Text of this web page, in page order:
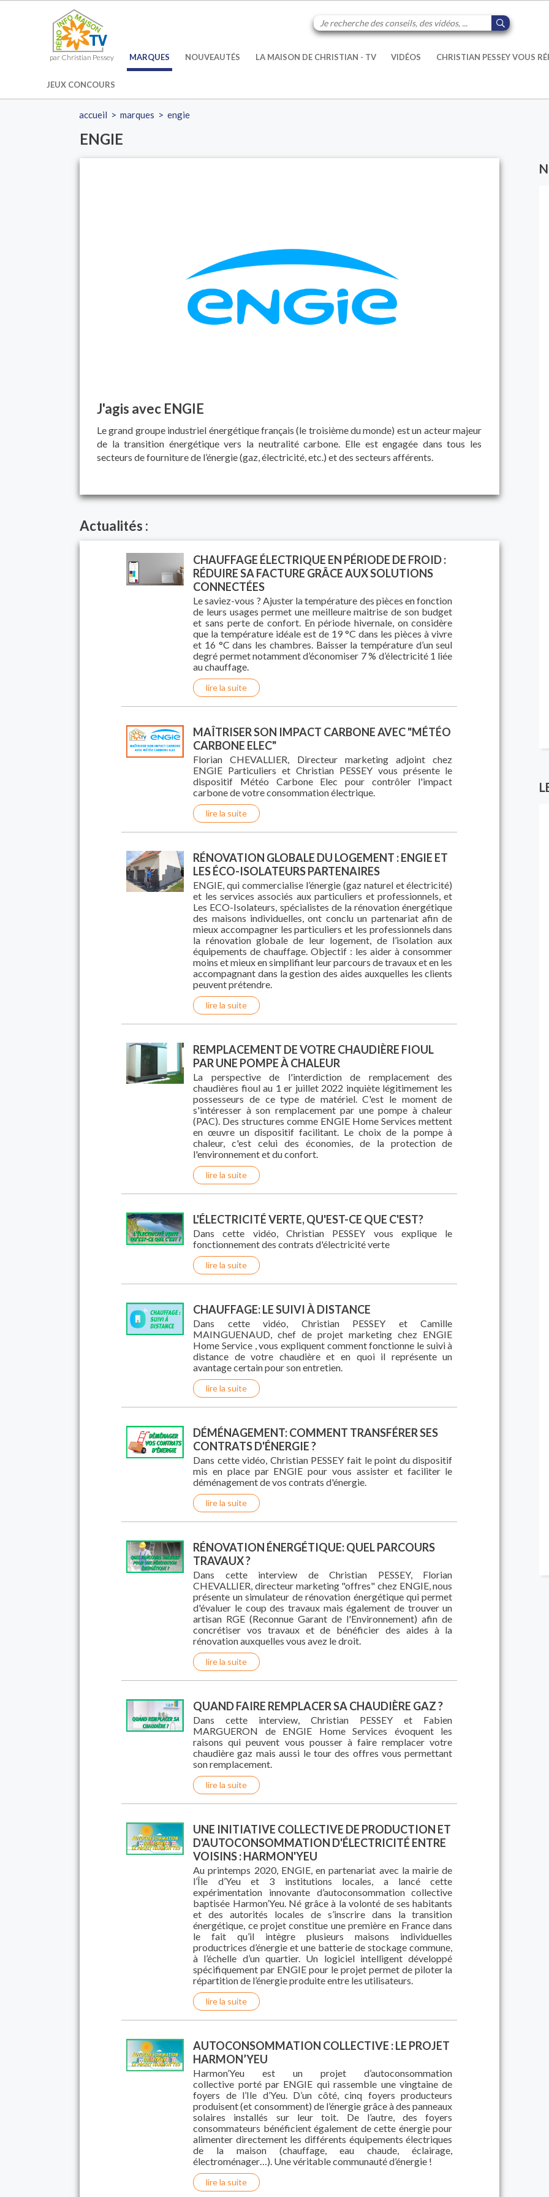
par Christian Pessey MARQUES NOUVEAUTÉS LA MAISON DE CHRISTIAN - TV VIDÉOS CHRISTIAN PESSEY VOUS
JEUX CONCOURS
accueil >marques >engie
ENGIE
J'agis avec ENGIE
Le grand groupe industriel énergétique français (le troisième du monde) est un acteur majeur
de la transition énergétique vers la neutralité carbone. Elle est engagée dans tous les
secteurs de fourniture de l’énergie (gaz, électricité, etc.) et des secteurs afférents.
Actualités :
CHAUFFAGE ÉLECTRIQUE EN PÉRIODE DE FROID :
RÉDUIRE SA FACTURE GRÂCE AUX SOLUTIONS
CONNECTÉES
Le saviez-vous ? Ajuster la température des pièces en fonction
de leurs usages permet une meilleure maitrise de son budget
et sans perte de confort. En période hivernale, on considère
que la température idéale est de 19 °C dans les pièces à vivre
et 16 °C dans les chambres. Baisser la température d’un seul
degré permet notamment d’économiser 7 % d’électricité 1 liée
au chauffage.
lire la suite
MAÎTRISER SON IMPACT CARBONE AVEC "MÉTÉO
CARBONE ELEC"
Florian CHEVALLIER, Directeur marketing adjoint chez
ENGIE Particuliers et Christian PESSEY vous présente le
dispositif Météo Carbone Elec pour contrôler l'impact
carbone de votre consommation électrique.
lire la suite
RÉNOVATION GLOBALE DU LOGEMENT : ENGIE ET
LES ÉCO-ISOLATEURS PARTENAIRES
ENGIE, qui commercialise l’énergie (gaz naturel et électricité)
et les services associés aux particuliers et professionnels, et
Les ECO-Isolateurs, spécialistes de la rénovation énergétique
des maisons individuelles, ont conclu un partenariat afin de
mieux accompagner les particuliers et les professionnels dans
la rénovation globale de leur logement, de l’isolation aux
équipements de chauffage. Objectif : les aider à consommer
moins et mieux en simplifiant leur parcours de travaux et en les
accompagnant dans la gestion des aides auxquelles les clients
peuvent prétendre.
lire la suite
REMPLACEMENT DE VOTRE CHAUDIÈRE FIOUL
PAR UNE POMPE À CHALEUR
La perspective de l'interdiction de remplacement des
chaudières fioul au 1 er juillet 2022 inquiète légitimement les
possesseurs de ce type de matériel. C'est le moment de
s'intéresser à son remplacement par une pompe à chaleur
(PAC). Des structures comme ENGIE Home Services mettent
en œuvre un dispositif facilitant. Le choix de la pompe à
chaleur, c'est celui des économies, de la protection de
l'environnement et du confort.
lire la suite
L'ÉLECTRICITÉ VERTE, QU'EST-CE QUE C'EST?
Dans cette vidéo, Christian PESSEY vous explique le
fonctionnement des contrats d'électricité verte
lire la suite
CHAUFFAGE: LE SUIVI À DISTANCE
Dans cette vidéo, Christian PESSEY et Camille
MAINGUENAUD, chef de projet marketing chez ENGIE
Home Service , vous expliquent comment fonctionne le suivi à
distance de votre chaudière et en quoi il représente un
avantage certain pour son entretien.
lire la suite
DÉMÉNAGEMENT: COMMENT TRANSFÉRER SES
CONTRATS D'ÉNERGIE ?
Dans cette vidéo, Christian PESSEY fait le point du dispositif
mis en place par ENGIE pour vous assister et faciliter le
déménagement de vos contrats d'énergie.
lire la suite
RÉNOVATION ÉNERGÉTIQUE: QUEL PARCOURS
TRAVAUX ?
Dans cette interview de Christian PESSEY, Florian
CHEVALLIER, directeur marketing "offres" chez ENGIE, nous
présente un simulateur de rénovation énergétique qui permet
d'évaluer le coup des travaux mais également de trouver un
artisan RGE (Reconnue Garant de l'Environnement) afin de
concrétiser vos travaux et de bénéficier des aides à la
rénovation auxquelles vous avez le droit.
lire la suite
QUAND FAIRE REMPLACER SA CHAUDIÈRE GAZ ?
Dans cette interview, Christian PESSEY et Fabien
MARGUERON de ENGIE Home Services évoquent les
raisons qui peuvent vous pousser à faire remplacer votre
chaudière gaz mais aussi le tour des offres vous permettant
son remplacement.
lire la suite
UNE INITIATIVE COLLECTIVE DE PRODUCTION ET
D'AUTOCONSOMMATION D'ÉLECTRICITÉ ENTRE
VOISINS : HARMON'YEU
Au printemps 2020, ENGIE, en partenariat avec la mairie de
l’Île d’Yeu et 3 institutions locales, a lancé cette
expérimentation innovante d’autoconsommation collective
baptisée Harmon’Yeu. Né grâce à la volonté de ses habitants
et des autorités locales de s’inscrire dans la transition
énergétique, ce projet constitue une première en France dans
le fait qu’il intègre plusieurs maisons individuelles
productrices d’énergie et une batterie de stockage commune,
à l’échelle d’un quartier. Un logiciel intelligent développé
spécifiquement par ENGIE pour le projet permet de piloter la
répartition de l’énergie produite entre les utilisateurs.
lire la suite
AUTOCONSOMMATION COLLECTIVE : LE PROJET
HARMON’YEU
Harmon’Yeu est un projet d’autoconsommation
collective porté par ENGIE qui rassemble une vingtaine de
foyers de l’Ile d’Yeu. D’un côté, cinq foyers producteurs
produisent (et consomment) de l’énergie grâce à des panneaux
solaires installés sur leur toit. De l’autre, des foyers
consommateurs bénéficient également de cette énergie pour
alimenter directement les différents équipements électriques
de la maison (chauffage, eau chaude, éclairage,
électroménager…). Une véritable communauté d’énergie !
lire la suite